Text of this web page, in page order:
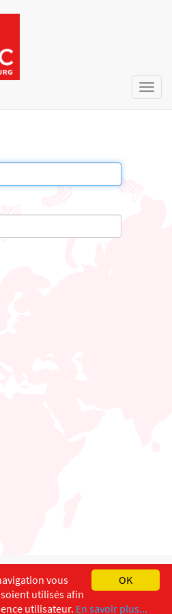
Français
Impressum
OK
vous
utilisés afin
utilisateur. En savoir plus...